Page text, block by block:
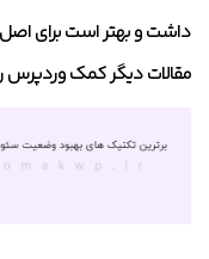
داشت و بهتر است برای
مقالات دیگر کمک وردپرس